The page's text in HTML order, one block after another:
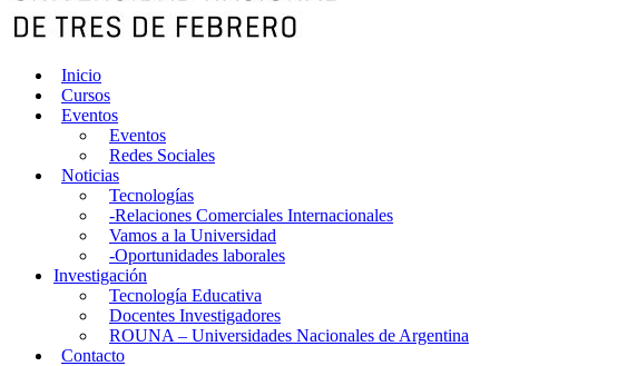
Inicio
Cursos
Eventos
Eventos
Redes Sociales
Noticias
Tecnologías
-Relaciones Comerciales Internacionales
Vamos a la Universidad
-Oportunidades laborales
Investigación
Tecnología Educativa
Docentes Investigadores
ROUNA – Universidades Nacionales de Argentina
Contacto